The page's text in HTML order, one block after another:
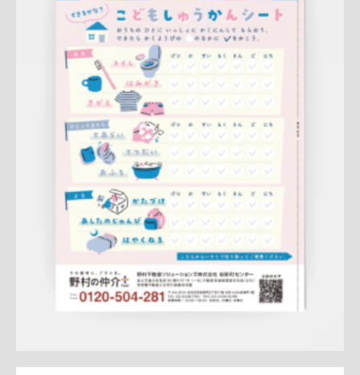
Update:
冊子新作ナチュラル
詳しく見る